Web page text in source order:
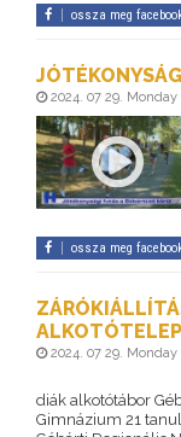
ossza meg
2024. 07 29. Monday
ossza meg
2024. 07 29. Monday
diák alkotótábor
Gimnázium 21